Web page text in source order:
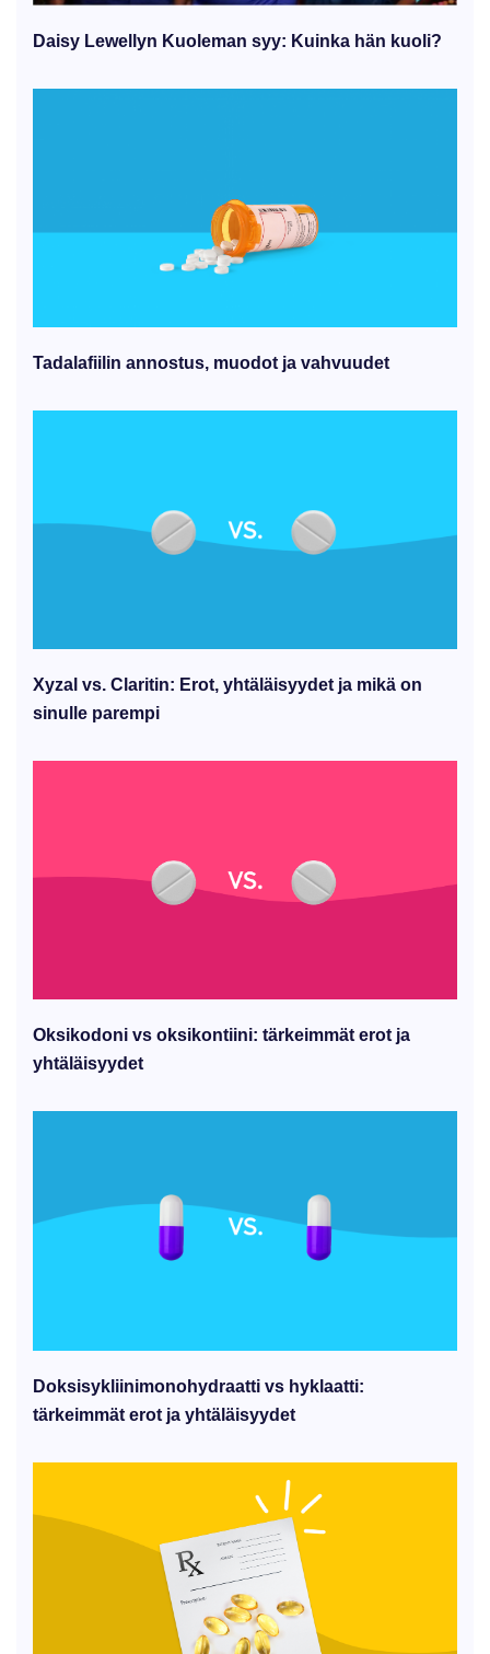
Daisy Lewellyn Kuoleman syy: Kuinka hän kuoli?
Tadalafiilin annostus, muodot ja vahvuudet
Xyzal vs. Claritin: Erot, yhtäläisyydet ja mikä on
sinulle parempi
Oksikodoni vs oksikontiini: tärkeimmät erot ja
yhtäläisyydet
Doksisykliinimonohydraatti vs hyklaatti:
tärkeimmät erot ja yhtäläisyydet